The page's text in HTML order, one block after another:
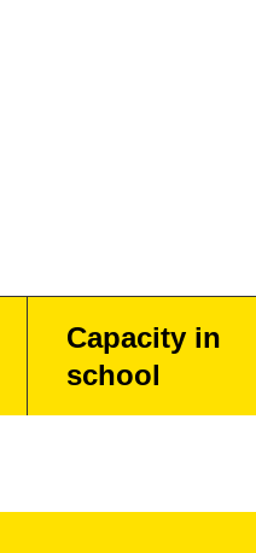
Capacity in
school